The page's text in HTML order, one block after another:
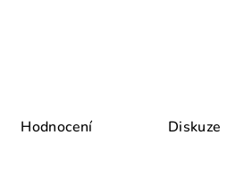
Hodnocení Diskuze